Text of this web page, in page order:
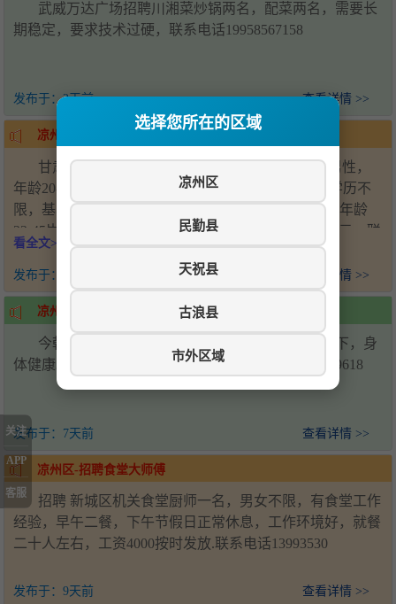
选择您所在的区域
凉州区
民勤县
天祝县
古浪县
市外区域
武威万达广场招聘川湘菜炒锅两名，配菜两名，需要长
期稳定，要求技术过硬，联系电话19958567158
发布于：2天前 查看详情 >>
凉州区-甘肃神州管业公司招聘
甘肃神州管业有限公司招聘销售人员5名，要求男性，
年龄20-50岁，身体健康，吃苦耐劳，无不良嗜好，学历不
限，基本工资4000元+销售提成；招聘厂内司机3名，年龄
22-45岁，身体健康，持有B照，学历不限，薪资6000元。联
系人：王经理，电话：18993571920，工作地址：甘肃省武
威市凉州区新能源产业园
看全文>>>
发布于： 查看详情 >>
凉州区-招聘女工
今朝二区程记面皮店，招聘女员工一名，45岁以下，身
体健康。工资3600—4000元。 联系电话电话13893529618
发布于： 7天前 查看详情 >>
凉州区-招聘食堂大师傅
招聘 新城区机关食堂厨师一名，男女不限，有食堂工作
经验，早午二餐，下午节假日正常休息，工作环境好，就餐
二十人左右，工资4000按时发放.联系电话13993530
发布于： 9天前 查看详情 >>
关注
APP
客服